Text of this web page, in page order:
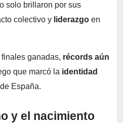
solo brillaron por sus
colectivo y liderazgo en
ganadas, récords aún
que marcó la identidad
España.
y el nacimiento